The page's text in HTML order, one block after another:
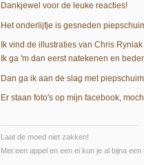
Dankjewel voor de leuke reacties!
Het onderlijfje is gesneden
Ik vind de illustraties van Chris
Ik ga 'm dan eerst natekenen en
Dan ga ik aan de slag met
Er staan foto's op mijn facebook,
Laat de moed niet zakken!
Met een appel en een ei kun je al bijna